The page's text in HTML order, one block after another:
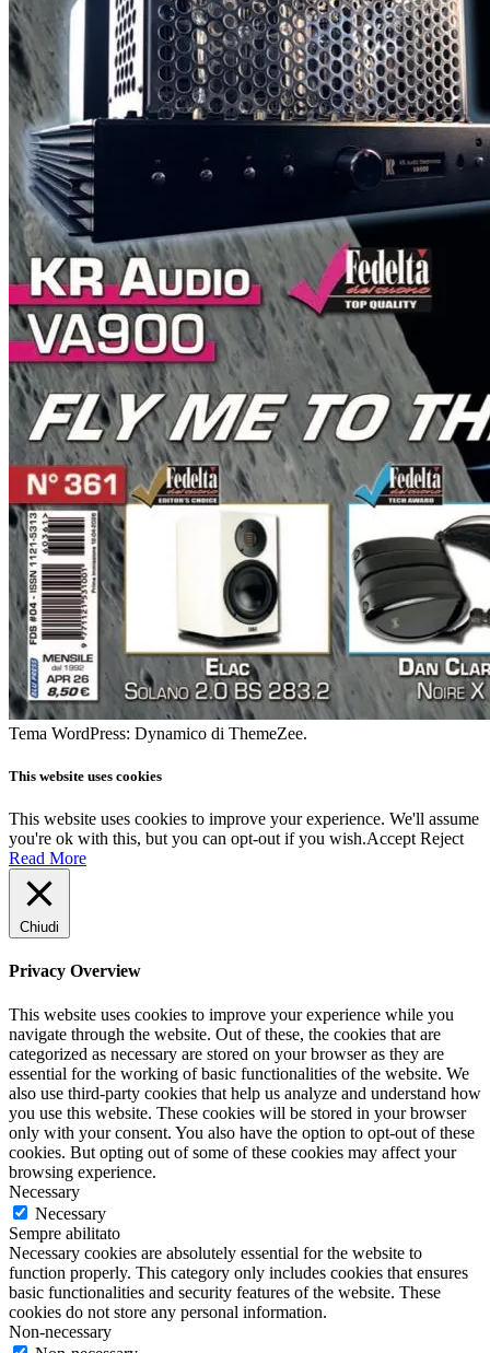
Tema WordPress: Dynamico di ThemeZee.
This website uses cookies
This website uses cookies to improve your experience. We'll assume
you're ok with this, but you can opt-out if you wish.Accept Reject
Read More
Chiudi
Privacy Overview
This website uses cookies to improve your experience while you
navigate through the website. Out of these, the cookies that are
categorized as necessary are stored on your browser as they are
essential for the working of basic functionalities of the website. We
also use third-party cookies that help us analyze and understand how
you use this website. These cookies will be stored in your browser
only with your consent. You also have the option to opt-out of these
cookies. But opting out of some of these cookies may affect your
browsing experience.
Necessary
Necessary
Sempre abilitato
Necessary cookies are absolutely essential for the website to
function properly. This category only includes cookies that ensures
basic functionalities and security features of the website. These
cookies do not store any personal information.
Non-necessary